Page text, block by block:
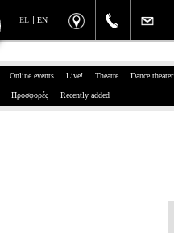
EN
EL
Online events Live! Theatre Dance theater
Προσφορές Recently added